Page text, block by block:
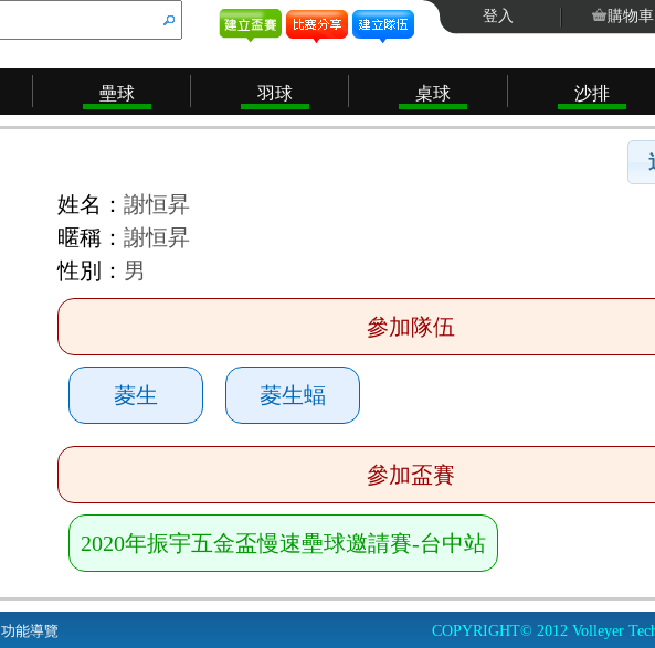
登入 購物車
壘球 羽球 桌球 沙排
姓名： 謝恒昇
暱稱： 謝恒昇
性別： 男
參加隊伍
菱生 菱生蝠
參加盃賽
2020年振宇五金盃慢速壘球邀請賽-台中站
功能導覽 COPYRIGHT© 2012 Volleyer